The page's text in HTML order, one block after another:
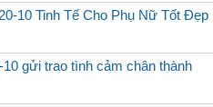
10 Tinh Tế Cho Phụ Nữ Tốt Đẹp
gửi trao tình cảm chân thành